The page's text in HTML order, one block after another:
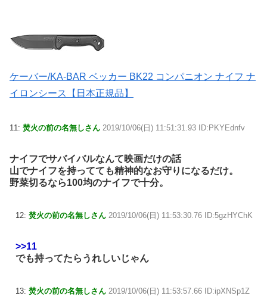
ケーバー/KA-BAR ベッカー BK22 コンパニオン ナイフ ナ
イロンシース【日本正規品】
11: 焚火の前の名無しさん 2019/10/06(日) 11:51:31.93 ID:PKYEdnfv
ナイフでサバイバルなんて映画だけの話
山でナイフを持ってても精神的なお守りになるだけ。
野菜切るなら100均のナイフで十分。
12: 焚火の前の名無しさん 2019/10/06(日) 11:53:30.76 ID:5gzHYChK
>>11
でも持ってたらうれしいじゃん
13: 焚火の前の名無しさん 2019/10/06(日) 11:53:57.66 ID:ipXNSp1Z